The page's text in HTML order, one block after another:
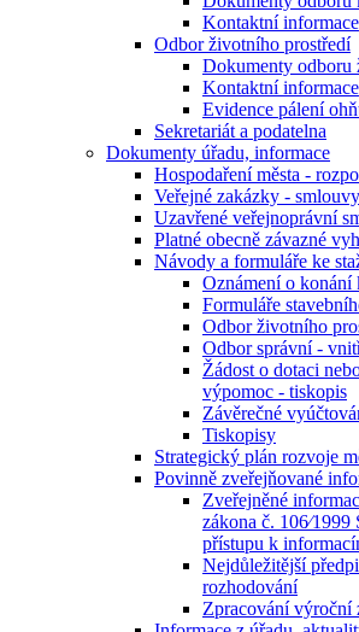
Kontaktní informace
Odbor životního prostředí
Dokumenty odboru
Kontaktní informace
Evidence pálení
Sekretariát a podatelna
Dokumenty úřadu, informace
Hospodaření města -
Veřejné zakázky - smlouvy
Uzavřené veřejnoprávní
Platné obecně závazné
Návody a formuláře ke
Oznámení o konání
Formuláře
Odbor životního
Odbor správní -
Žádost o dotaci
výpomoc - tiskopis
Závěrečné
Tiskopisy
Strategický plán rozvoje
Povinně zveřejňované
Zveřejněné
zákona č.
přístupu k
Nejdůležitější
rozhodování
Zpracování výroční